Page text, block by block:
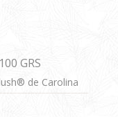
GRS
de Carolina